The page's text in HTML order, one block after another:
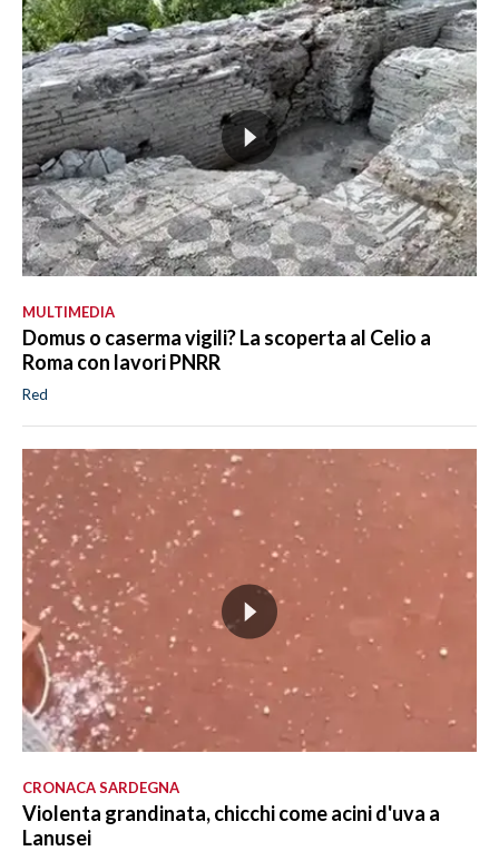
MULTIMEDIA
Domus o caserma vigili? La scoperta al Celio a
Roma con lavori PNRR
Red
CRONACA SARDEGNA
Violenta grandinata, chicchi come acini d'uva a
Lanusei